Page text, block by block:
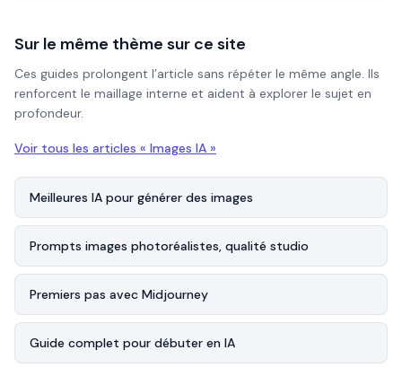
Sur le même thème sur ce site
Ces guides prolongent l’article sans répéter le même angle. Ils
renforcent le maillage interne et aident à explorer le sujet en
profondeur.
Voir tous les articles « Images IA »
Meilleures IA pour générer des images
Prompts images photoréalistes, qualité studio
Premiers pas avec Midjourney
Guide complet pour débuter en IA